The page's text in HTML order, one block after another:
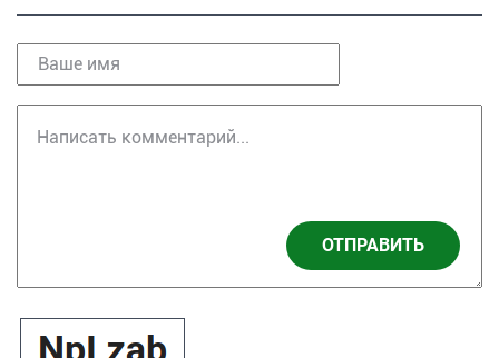
ОТПРАВИТЬ